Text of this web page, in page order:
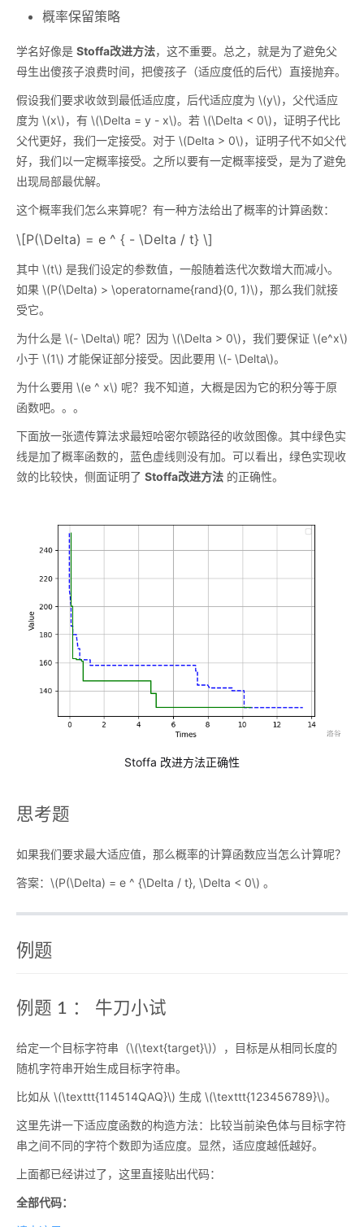
概率保留策略
学名好像是 Stoffa改进方法，这不重要。总之，就是为了避免父
母生出傻孩子浪费时间，把傻孩子（适应度低的后代）直接抛弃。
假设我们要求收敛到最低适应度，后代适应度为 \(y\)，父代适应
度为 \(x\)，有 \(\Delta = y - x\)。若 \(\Delta < 0\)，证明子代比
父代更好，我们一定接受。对于 \(Delta > 0\)，证明子代不如父代
好，我们以一定概率接受。之所以要有一定概率接受，是为了避免
出现局部最优解。
这个概率我们怎么来算呢？有一种方法给出了概率的计算函数：
\[P(\Delta) = e ^ { - \Delta / t} \]
其中 \(t\) 是我们设定的参数值，一般随着迭代次数增大而减小。
如果 \(P(\Delta) > \operatorname{rand}(0, 1)\)，那么我们就接
受它。
为什么是 \(- \Delta\) 呢？因为 \(\Delta > 0\)，我们要保证 \(e^x\)
小于 \(1\) 才能保证部分接受。因此要用 \(- \Delta\)。
为什么要用 \(e ^ x\) 呢？我不知道，大概是因为它的积分等于原
函数吧。。。
下面放一张遗传算法求最短哈密尔顿路径的收敛图像。其中绿色实
线是加了概率函数的，蓝色虚线则没有加。可以看出，绿色实现收
敛的比较快，侧面证明了 Stoffa改进方法 的正确性。
Stoffa 改进方法正确性
思考题
如果我们要求最大适应值，那么概率的计算函数应当怎么计算呢？
答案： \(P(\Delta) = e ^ {\Delta / t}, \Delta < 0\) 。
例题
例题 1 ： 牛刀小试
给定一个目标字符串（\(\text{target}\)），目标是从相同长度的
随机字符串开始生成目标字符串。
比如从 \(\texttt{114514QAQ}\) 生成 \(\texttt{123456789}\)。
这里先讲一下适应度函数的构造方法：比较当前染色体与目标字符
串之间不同的字符个数即为适应度。显然，适应度越低越好。
上面都已经讲过了，这里直接贴出代码：
全部代码：